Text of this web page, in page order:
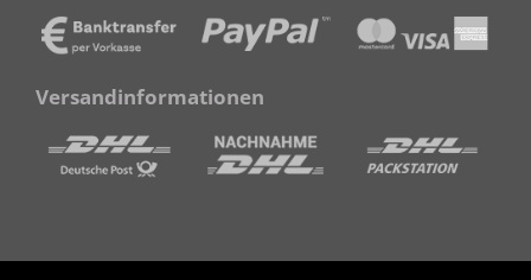
Versandinformationen